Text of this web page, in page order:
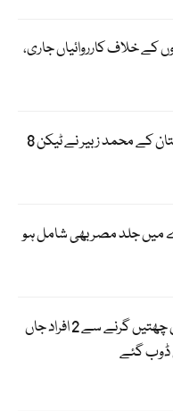
خلاف کارروائیاں جاری،
ای اسپورٹس ورلڈ کپ؛ پاکستان کے محمد زبیر نے ٹیکن 8
میں جلد مصر بھی شامل ہو
بارشوں کی تباہی؛ قصور میں چھتیں گرنے سے 2 افراد جاں